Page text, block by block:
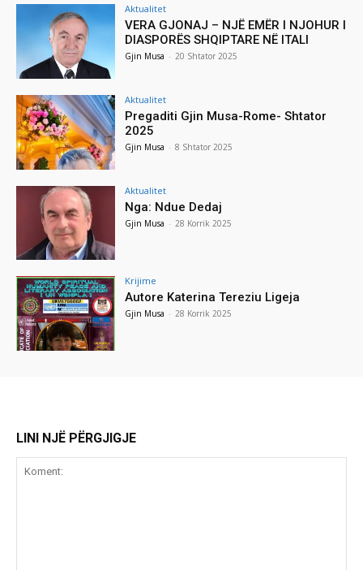
Aktualitet
VERA GJONAJ – NJË EMËR I NJOHUR I
DIASPORËS SHQIPTARE NË ITALI
Gjin Musa - 20 Shtator 2025
Aktualitet
Pregaditi Gjin Musa-Rome- Shtator
2025
Gjin Musa - 8 Shtator 2025
Aktualitet
Nga: Ndue Dedaj
Gjin Musa - 28 Korrik 2025
Krijime
Autore Katerina Tereziu Ligeja
Gjin Musa - 28 Korrik 2025
LINI NJË PËRGJIGJE